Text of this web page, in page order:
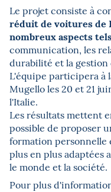
Le projet consiste à
réduit de voitures de
nombreux aspects
communication, les
durabilité et la gestion
L'équipe participera à
Mugello les 20 et 21
l'Italie.
Les résultats mettent
possible de proposer
formation personnelle
plus en plus adaptées
le monde et la société.
Pour plus